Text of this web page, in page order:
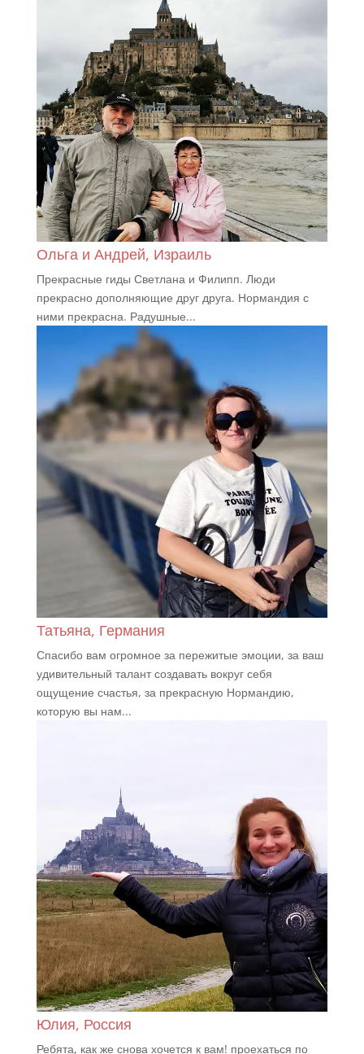
Ольга и Андрей, Израиль
Прекрасные гиды Светлана и Филипп. Люди
прекрасно дополняющие друг друга. Нормандия с
ними прекрасна. Радушные...
Татьяна, Германия
Спасибо вам огромное за пережитые эмоции, за ваш
удивительный талант создавать вокруг себя
ощущение счастья, за прекрасную Нормандию,
которую вы нам...
Юлия, Россия
Ребята, как же снова хочется к вам! проехаться по